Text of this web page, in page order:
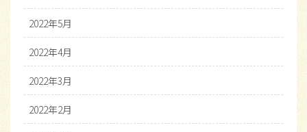
2022年5月
2022年4月
2022年3月
2022年2月